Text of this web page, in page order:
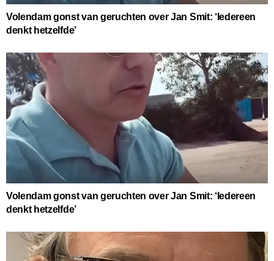
Volendam gonst van geruchten over Jan Smit: ‘Iedereen
denkt hetzelfde’
Volendam gonst van geruchten over Jan Smit: ‘Iedereen
denkt hetzelfde’